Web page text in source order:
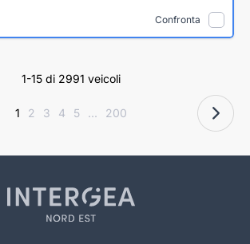
Confronta
1-15 di 2991 veicoli
1 2 3 4 5 ... 200